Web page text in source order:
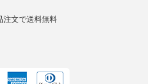
注文で送料無料